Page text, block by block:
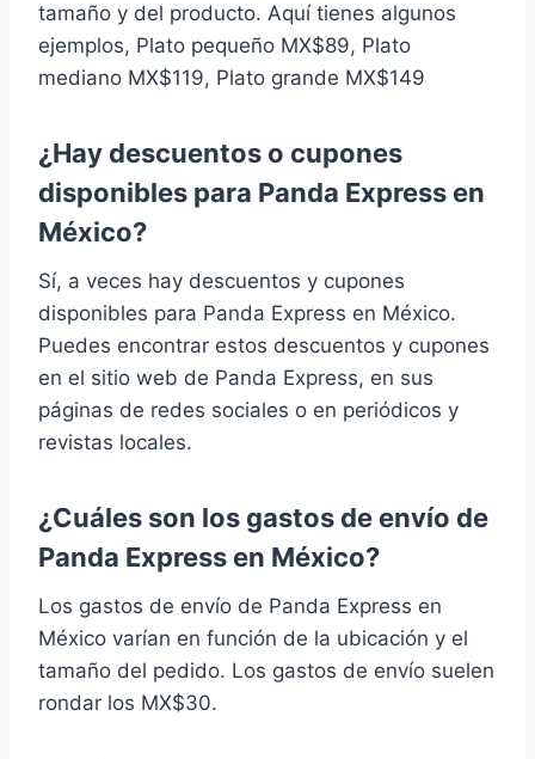
tamaño y del producto. Aquí tienes algunos
ejemplos, Plato pequeño MX$89, Plato
mediano MX$119, Plato grande MX$149
¿Hay descuentos o cupones
disponibles para Panda Express en
México?
Sí, a veces hay descuentos y cupones
disponibles para Panda Express en México.
Puedes encontrar estos descuentos y cupones
en el sitio web de Panda Express, en sus
páginas de redes sociales o en periódicos y
revistas locales.
¿Cuáles son los gastos de envío de
Panda Express en México?
Los gastos de envío de Panda Express en
México varían en función de la ubicación y el
tamaño del pedido. Los gastos de envío suelen
rondar los MX$30.